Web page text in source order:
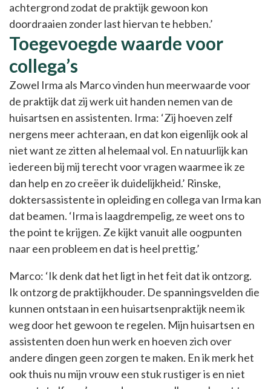
achtergrond zodat de praktijk gewoon kon
doordraaien zonder last hiervan te hebben.’
Toegevoegde waarde voor
collega’s
Zowel Irma als Marco vinden hun meerwaarde voor
de praktijk dat zij werk uit handen nemen van de
huisartsen en assistenten. Irma: ‘Zij hoeven zelf
nergens meer achteraan, en dat kon eigenlijk ook al
niet want ze zitten al helemaal vol. En natuurlijk kan
iedereen bij mij terecht voor vragen waarmee ik ze
dan help en zo creëer ik duidelijkheid.’ Rinske,
doktersassistente in opleiding en collega van Irma kan
dat beamen. ‘Irma is laagdrempelig, ze weet ons to
the point te krijgen. Ze kijkt vanuit alle oogpunten
naar een probleem en dat is heel prettig.’
Marco: ‘Ik denk dat het ligt in het feit dat ik ontzorg.
Ik ontzorg de praktijkhouder. De spanningsvelden die
kunnen ontstaan in een huisartsenpraktijk neem ik
weg door het gewoon te regelen. Mijn huisartsen en
assistenten doen hun werk en hoeven zich over
andere dingen geen zorgen te maken. En ik merk het
ook thuis nu mijn vrouw een stuk rustiger is en niet